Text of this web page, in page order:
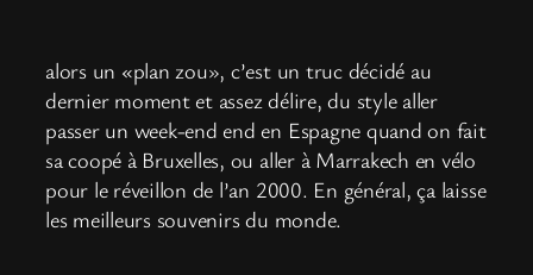
alors un «plan zou», c’est un truc décidé au
dernier moment et assez délire, du style aller
passer un week-end end en Espagne quand on fait
sa coopé à Bruxelles, ou aller à Marrakech en vélo
pour le réveillon de l’an 2000. En général, ça laisse
les meilleurs souvenirs du monde.